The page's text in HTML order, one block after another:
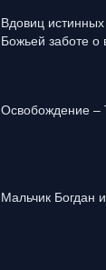
Вдовиц
Божьей заботе о
Освобождение –
Mальчик Богдан